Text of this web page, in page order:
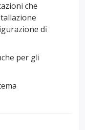
che
di
per gli